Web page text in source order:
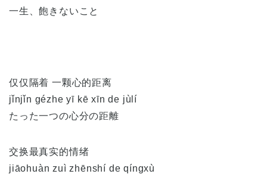
一生、飽きないこと
仅仅隔着 一颗心的距离
jǐnjǐn gézhe yī kē xīn de jùlí
たった一つの心分の距離
交换最真实的情绪
jiāohuàn zuì zhēnshí de qíngxù